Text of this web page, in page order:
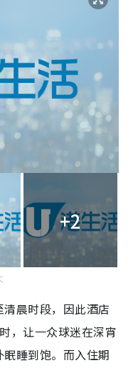
+2
晨时段，因此酒店
，让一众球迷在深宵
睡到饱。而入住期